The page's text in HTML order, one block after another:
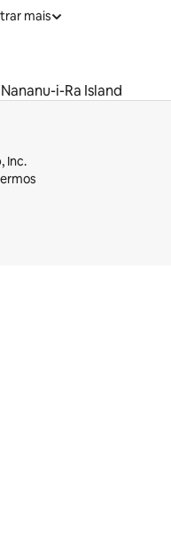
mais
Nananu-i-Ra Island
Inc.